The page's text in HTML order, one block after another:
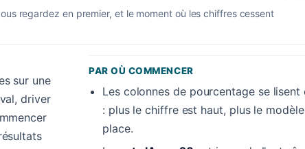
regardez en premier, et le moment où les chiffres cessent
sur une
driver
PAR OÙ COMMENCER
Les colonnes de pourcentage se
: plus le chiffre est haut, plus le
place.